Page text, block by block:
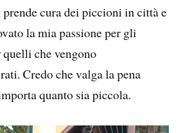
prende cura dei piccioni in città e
la mia passione per gli
che vengono
Credo che valga la pena
quanto sia piccola.